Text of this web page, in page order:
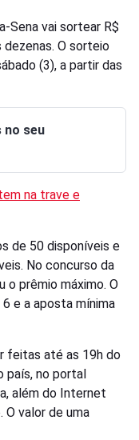
Sena vai sortear R$
dezenas. O sorteio
(3), a partir das
no seu
na trave e
de 50 disponíveis e
No concurso da
o prêmio máximo. O
e a aposta mínima
feitas até as 19h do
país, no portal
além do Internet
O valor de uma